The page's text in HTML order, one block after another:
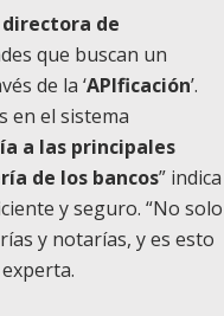
directora de
que buscan un
de la ‘APIficación’.
en el sistema
a las principales
de los bancos” indica
y seguro. “No solo
y notarías, y es esto